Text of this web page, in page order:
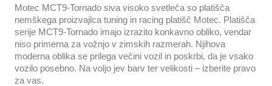
Motec MCT9-Tornado siva visoko svetleča so platišča
nemškega proizvajlca tuning in racing platišč Motec. Platišča
serije MCT9-Tornado imajo izrazito konkavno obliko, vendar
niso primerna za vožnjo v zimskih razmerah. Njihova
moderna oblika se prilega večini vozil in poskrbi, da je vsako
vozilo posebno. Na voljo jev barv ter velikosti – izberite pravo
za vas.